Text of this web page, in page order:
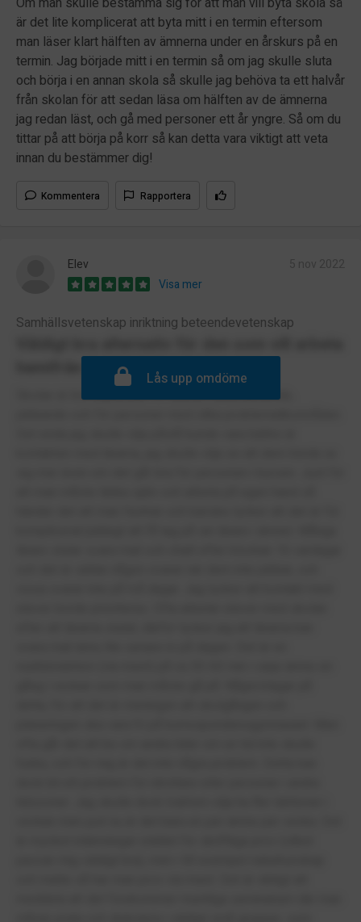
är det lite komplicerat att byta mitt i en termin eftersom
man läser klart hälften av ämnerna under en årskurs på en
termin. Jag började mitt i en termin så om jag skulle sluta
och börja i en annan skola så skulle jag behöva ta ett halvår
från skolan för att sedan läsa om hälften av de ämnerna
jag redan läst, och gå med personer ett år yngre. Så om du
tittar på att börja på korr så kan detta vara viktigt att veta
innan du bestämmer dig!
Kommentera Rapportera
Elev
Visa mer
Samhällsvetenskap inriktning beteendevetenskap
Skolan är bra anpassad för atleter, utrikesboende,
Lås upp omdöme